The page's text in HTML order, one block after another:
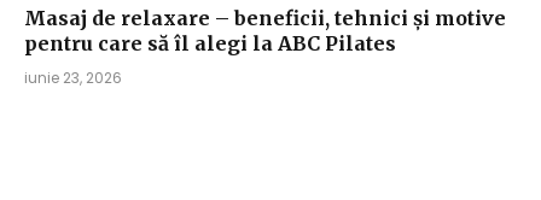
Masaj de relaxare – beneficii, tehnici și motive
pentru care să îl alegi la ABC Pilates
iunie 23, 2026